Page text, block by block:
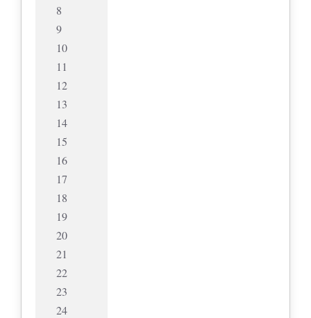
8
9
10
11
12
13
14
15
16
17
18
19
20
21
22
23
24